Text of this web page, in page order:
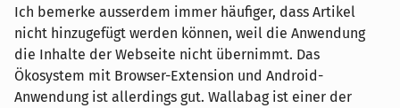
Ich bemerke ausserdem immer häufiger, dass Artikel
nicht hinzugefügt werden können, weil die Anwendung
die Inhalte der Webseite nicht übernimmt. Das
Ökosystem mit Browser-Extension und Android-
Anwendung ist allerdings gut. Wallabag ist einer der